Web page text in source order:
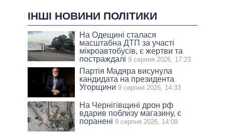
ІНШІ НОВИНИ ПОЛІТИКИ
На Одещині сталася
масштабна ДТП за участі
мікроавтобусів, є жертви та
постраждалі 9 серпня 2026, 17:23
Партія Мадяра висунула
кандидата на президента
Угорщини 9 серпня 2026, 14:33
На Чернігівщині дрон рф
вдарив поблизу магазину, є
поранені 9 серпня 2026, 14:09